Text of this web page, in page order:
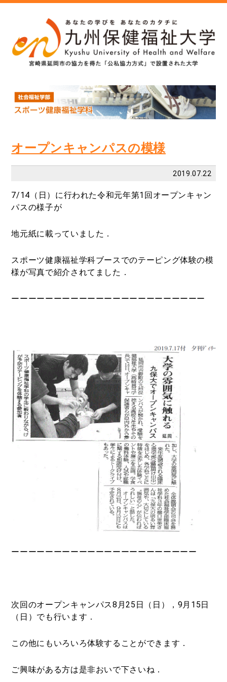
オープンキャンパスの模様
2019.07.22
7/14（日）に行われた令和元年第1回オープンキャン
パスの様子が
地元紙に載っていました．
スポーツ健康福祉学科ブースでのテーピング体験の模
様が写真で紹介されてました．
ーーーーーーーーーーーーーーーーーーーーーーー
ーーーーーーーーーーーーーーーーーーーーーー
次回のオープンキャンパス8月25日（日），9月15日
（日）でも行います．
この他にもいろいろ体験することができます．
ご興味がある方は是非おいで下さいね．